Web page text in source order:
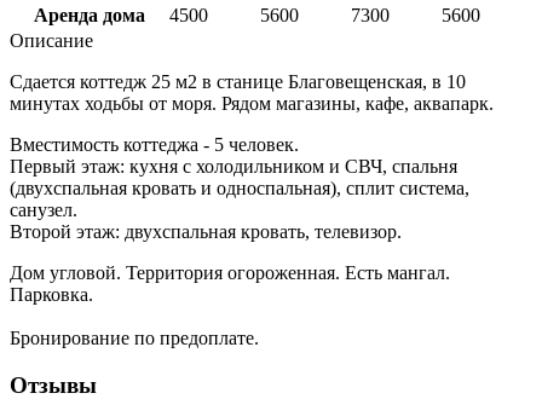
Аренда дома
4500 5600 7300
5600
Описание
Сдается коттедж 25 м2 в станице Благовещенская, в 10
минутах ходьбы от моря. Рядом магазины, кафе, аквапарк.
Вместимость коттеджа - 5 человек.
Первый этаж: кухня с холодильником и СВЧ, спальня
(двухспальная кровать и односпальная), сплит система,
санузел.
Второй этаж: двухспальная кровать, телевизор.
Дом угловой. Территория огороженная. Есть мангал.
Парковка.
Бронирование по предоплате.
Отзывы